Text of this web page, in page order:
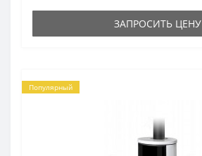
ЗАПРОСИТЬ ЦЕНУ
Популярный